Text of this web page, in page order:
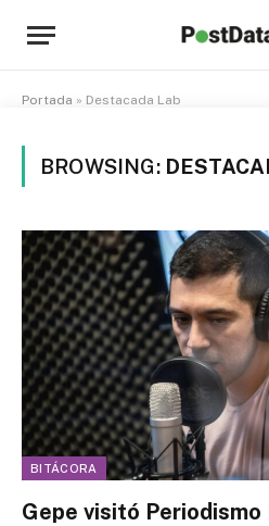
Portada » Destacada Lab
BROWSING:
BITÁCORA
Gepe visitó Periodismo